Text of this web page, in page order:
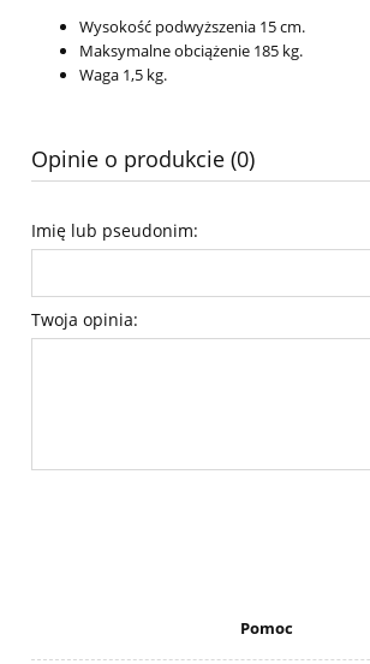
Wysokość podwyższenia 15 cm.
Maksymalne obciążenie 185 kg.
Waga 1,5 kg.
Opinie o produkcie (0)
Imię lub pseudonim:
Twoja opinia:
Pomoc